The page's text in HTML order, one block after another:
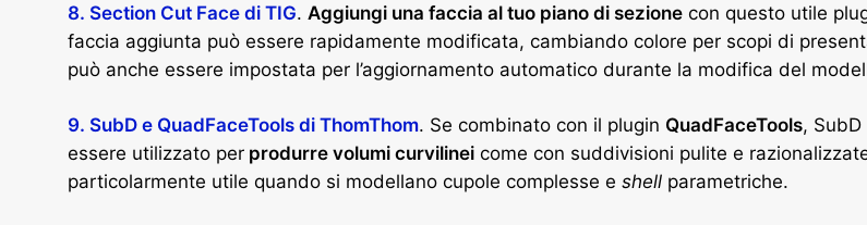
8. Section Cut Face di TIG. Aggiungi una faccia al tuo piano di sezione con questo utile
faccia aggiunta può essere rapidamente modificata, cambiando colore per scopi di
può anche essere impostata per l’aggiornamento automatico durante la modifica del
9. SubD e QuadFaceTools di ThomThom. Se combinato con il plugin QuadFaceTools, SubD
essere utilizzato per produrre volumi curvilinei come con suddivisioni pulite e
particolarmente utile quando si modellano cupole complesse e shell parametriche.